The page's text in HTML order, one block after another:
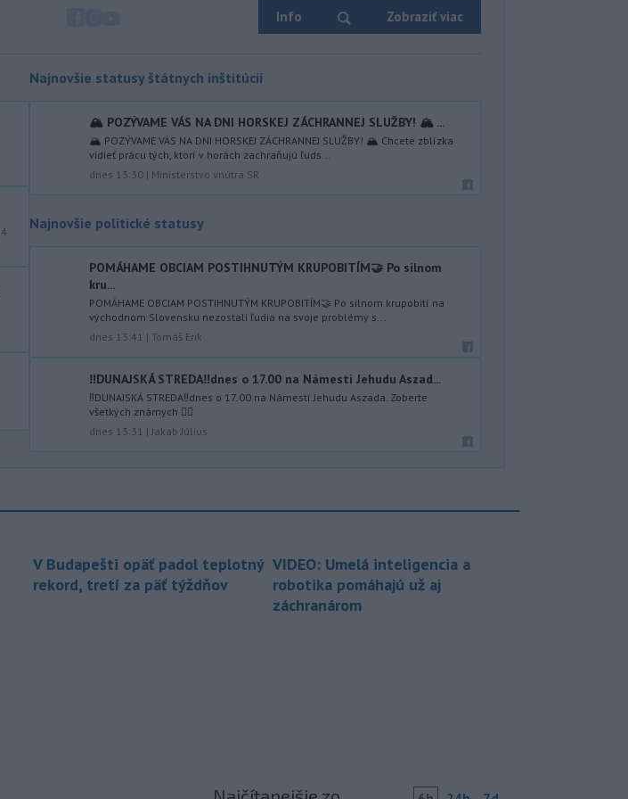
do ukončenia premávky bude z
Lovestream na starom letisku v
bratislavských Vajnoroch upravená
organizácia MHD v oblasti Vajnôr.
zmeniť klubovú adresu. O 30-ročného
portálu isport.cz zaujíma
saudskoarabský Al-Fateh.
Vo veku 94 rokov zomrela 29.
júla 2026 herečka a dlhoročná
divadla (SKD) v Martine Helena
Národná diaľničná
nákazy vírusovým ochorením
v Konžskej demokratickej republike
(KDR) presiahol hranicu 4000.
Info Zobraziť viac
4
Najnovšie statusy štátnych inštitúcií
🏔️ POZÝVAME VÁS NA DNI HORSKEJ ZÁCHRANNEJ SLUŽBY! 🏔️ ...
🏔️ POZÝVAME VÁS NA DNI HORSKEJ ZÁCHRANNEJ SLUŽBY! 🏔️ Chcete zblízka
vidieť prácu tých, ktorí v horách zachraňujú ľuds...
dnes 13:30 | Ministerstvo vnútra SR
Najnovšie politické statusy
POMÁHAME OBCIAM POSTIHNUTÝM KRUPOBITÍM🤝 Po silnom
kru...
POMÁHAME OBCIAM POSTIHNUTÝM KRUPOBITÍM🤝 Po silnom krupobití na
východnom Slovensku nezostali ľudia na svoje problémy s...
dnes 13:41 | Tomáš Erik
‼️DUNAJSKÁ STREDA‼️dnes o 17.00 na Námestí Jehudu Aszad...
‼️DUNAJSKÁ STREDA‼️dnes o 17.00 na Námestí Jehudu Aszada. Zoberte
všetkých známych ✌🏻
dnes 13:31 | Jakab Július
V Budapešti opäť padol teplotný
rekord, tretí za päť týždňov
VIDEO: Umelá inteligencia a
robotika pomáhajú už aj
záchranárom